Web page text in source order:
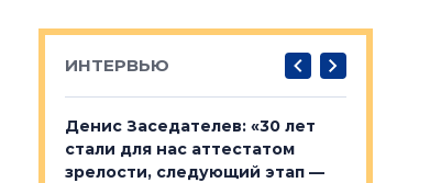
ИНТЕРВЬЮ
Денис Заседателев: «30 лет
стали для нас аттестатом
зрелости, следующий этап —